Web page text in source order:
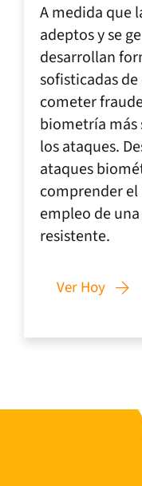
A medida que
adeptos y se
desarrollan
sofisticadas
cometer
biometría más
los ataques.
ataques
comprender
empleo de
resistente.
Ver Hoy